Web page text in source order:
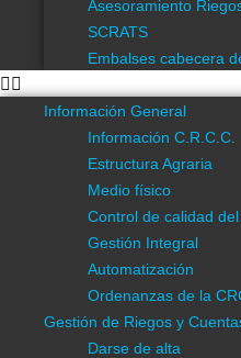
Asesoramiento
SCRATS
Embalses cabecera
Información General
Información C.R.C.C.
Estructura Agraria
Medio físico
Control de calidad
Gestión Integral
Automatización
Ordenanzas de la
Gestión de Riegos y
Darse de alta
Información General
Estructura Agraria
Medio físico
Control de calidad del
Gestión Integral
Automatización
Ordenanzas de la CRCC
Gestión de Riegos y Cuentas
Darse de alta
Cuentas para Ingresos
Cuentas para Otros